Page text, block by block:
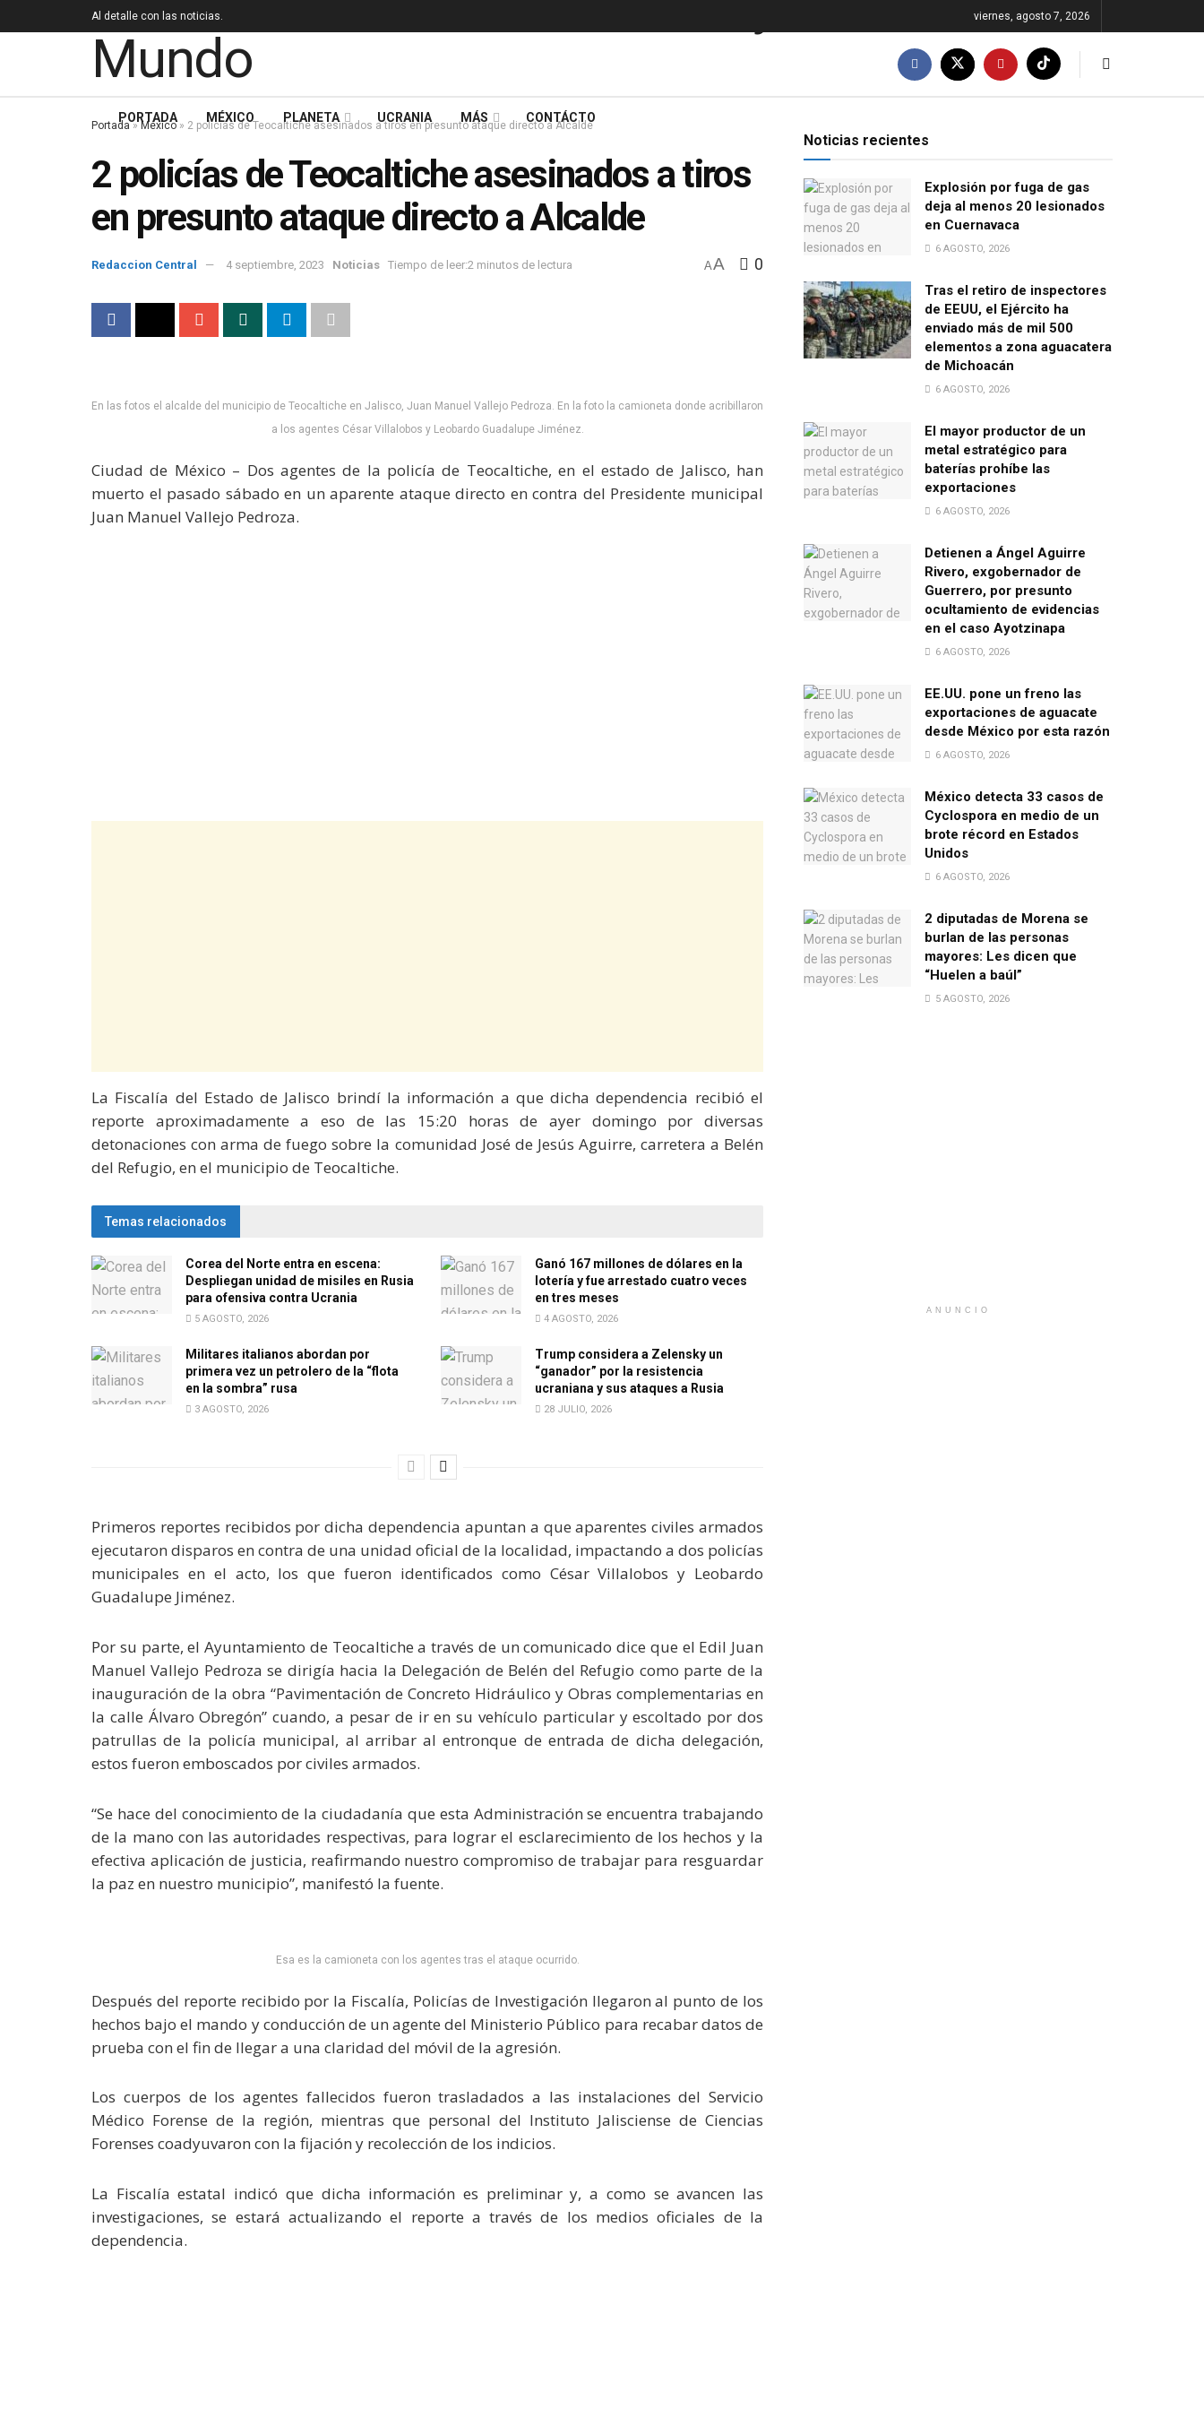
Al detalle con las noticias. viernes, agosto 7, 2026
PORTADA MÉXICO PLANETA UCRANIA MÁS CONTÁCTO
Portada» México» 2 policías de Teocaltiche asesinados a tiros en presunto ataque directo a Alcalde
2 policías de Teocaltiche asesinados a tiros
en presunto ataque directo a Alcalde
Redaccion Central 4 septiembre, 2023 Noticias Tiempo de leer:2 minutos de lectura AA 0
En las fotos el alcalde del municipio de Teocaltiche en Jalisco, Juan Manuel Vallejo Pedroza. En la foto la camioneta donde acribillaron
a los agentes César Villalobos y Leobardo Guadalupe Jiménez.
Ciudad de México – Dos agentes de la policía de Teocaltiche, en el estado de Jalisco, han
muerto el pasado sábado en un aparente ataque directo en contra del Presidente municipal
Juan Manuel Vallejo Pedroza.
La Fiscalía del Estado de Jalisco brindí la información a que dicha dependencia recibió el
reporte aproximadamente a eso de las 15:20 horas de ayer domingo por diversas
detonaciones con arma de fuego sobre la comunidad José de Jesús Aguirre, carretera a Belén
del Refugio, en el municipio de Teocaltiche.
Temas relacionados
Corea del Norte entra en escena:
Despliegan unidad de misiles en Rusia
para ofensiva contra Ucrania
5 AGOSTO, 2026
Ganó 167 millones de dólares en la
lotería y fue arrestado cuatro veces
en tres meses
4 AGOSTO, 2026
Militares italianos abordan por
primera vez un petrolero de la “flota
en la sombra” rusa
3 AGOSTO, 2026
Trump considera a Zelensky un
“ganador” por la resistencia
ucraniana y sus ataques a Rusia
28 JULIO, 2026
Primeros reportes recibidos por dicha dependencia apuntan a que aparentes civiles armados
ejecutaron disparos en contra de una unidad oficial de la localidad, impactando a dos policías
municipales en el acto, los que fueron identificados como César Villalobos y Leobardo
Guadalupe Jiménez.
Por su parte, el Ayuntamiento de Teocaltiche a través de un comunicado dice que el Edil Juan
Manuel Vallejo Pedroza se dirigía hacia la Delegación de Belén del Refugio como parte de la
inauguración de la obra “Pavimentación de Concreto Hidráulico y Obras complementarias en
la calle Álvaro Obregón” cuando, a pesar de ir en su vehículo particular y escoltado por dos
patrullas de la policía municipal, al arribar al entronque de entrada de dicha delegación,
estos fueron emboscados por civiles armados.
“Se hace del conocimiento de la ciudadanía que esta Administración se encuentra trabajando
de la mano con las autoridades respectivas, para lograr el esclarecimiento de los hechos y la
efectiva aplicación de justicia, reafirmando nuestro compromiso de trabajar para resguardar
la paz en nuestro municipio”, manifestó la fuente.
Esa es la camioneta con los agentes tras el ataque ocurrido.
Después del reporte recibido por la Fiscalía, Policías de Investigación llegaron al punto de los
hechos bajo el mando y conducción de un agente del Ministerio Público para recabar datos de
prueba con el fin de llegar a una claridad del móvil de la agresión.
Los cuerpos de los agentes fallecidos fueron trasladados a las instalaciones del Servicio
Médico Forense de la región, mientras que personal del Instituto Jalisciense de Ciencias
Forenses coadyuvaron con la fijación y recolección de los indicios.
La Fiscalía estatal indicó que dicha información es preliminar y, a como se avancen las
investigaciones, se estará actualizando el reporte a través de los medios oficiales de la
dependencia.
Noticias recientes
Explosión por fuga de gas
deja al menos 20 lesionados
en Cuernavaca
6 AGOSTO, 2026
Tras el retiro de inspectores
de EEUU, el Ejército ha
enviado más de mil 500
elementos a zona aguacatera
de Michoacán
6 AGOSTO, 2026
El mayor productor de un
metal estratégico para
baterías prohíbe las
exportaciones
6 AGOSTO, 2026
Detienen a Ángel Aguirre
Rivero, exgobernador de
Guerrero, por presunto
ocultamiento de evidencias
en el caso Ayotzinapa
6 AGOSTO, 2026
EE.UU. pone un freno las
exportaciones de aguacate
desde México por esta razón
6 AGOSTO, 2026
México detecta 33 casos de
Cyclospora en medio de un
brote récord en Estados
Unidos
6 AGOSTO, 2026
2 diputadas de Morena se
burlan de las personas
mayores: Les dicen que
“Huelen a baúl”
5 AGOSTO, 2026
ANUNCIO